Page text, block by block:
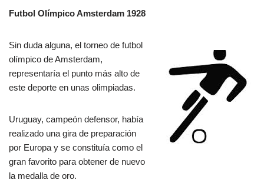
Futbol Olímpico Amsterdam 1928
Sin duda alguna, el torneo de futbol
olímpico de Amsterdam,
representaría el punto más alto de
este deporte en unas olimpiadas.
Uruguay, campeón defensor, había
realizado una gira de preparación
por Europa y se constituía como el
gran favorito para obtener de nuevo
la medalla de oro.